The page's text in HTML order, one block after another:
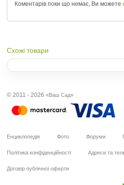
Коментарів поки що немає, Ви можете
Схожі товари
© 2011 - 2026 «Ваш Сад»
Енциклопедія Фото Форуми
Політика конфіденційності Адреси та
Договір публічної оферти